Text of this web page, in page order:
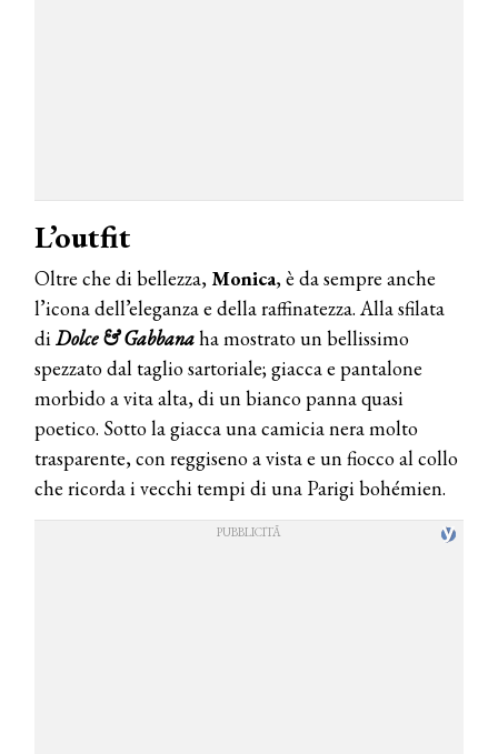
L’outfit
Oltre che di bellezza, Monica, è da sempre anche
l’icona dell’eleganza e della raffinatezza. Alla sfilata
diDolce & Gabbanaha mostrato un bellissimo
spezzato dal taglio sartoriale; giacca e pantalone
morbido a vita alta, di un bianco panna quasi
poetico. Sotto la giacca una camicia nera molto
trasparente, con reggiseno a vista e un fiocco al collo
che ricorda i vecchi tempi di una Parigi bohémien.